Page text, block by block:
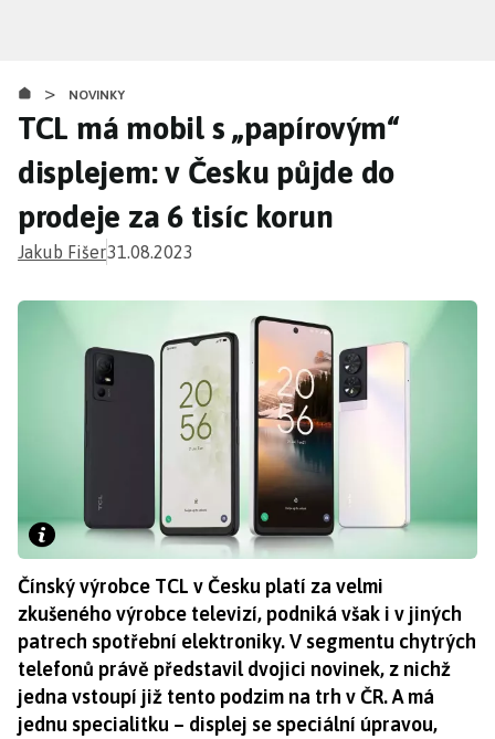
obsahu
> NOVINKY
TCL má mobil s „papírovým“
displejem: v Česku půjde do
prodeje za 6 tisíc korun
Jakub Fišer31.08.2023
Čínský výrobce TCL v Česku platí za velmi
zkušeného výrobce televizí, podniká však i v jiných
patrech spotřební elektroniky. V segmentu chytrých
telefonů právě představil dvojici novinek, z nichž
jedna vstoupí již tento podzim na trh v ČR. A má
jednu specialitku – displej se speciální úpravou,